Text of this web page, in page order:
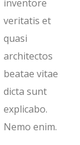
inventore
veritatis et
quasi
architectos
beatae vitae
dicta sunt
explicabo.
Nemo enim.